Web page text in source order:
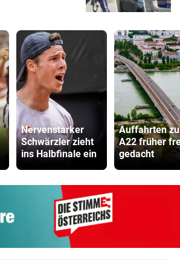
Nervenstarker
Schwärzler zieht
ins Halbfinale ein
Auffahrten
A22 früher
gedacht